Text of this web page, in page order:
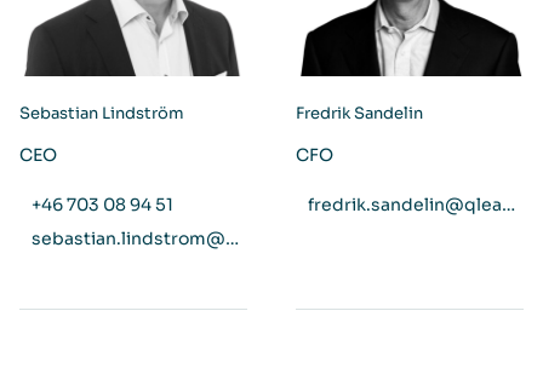
Sebastian Lindström
CEO
+46 703 08 94 51
sebastian.lindstrom@qleanair.com
Fredrik Sandelin
CFO
fredrik.sandelin@qleanair.com